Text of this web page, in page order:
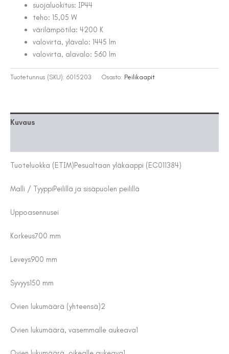
suojaluokitus: IP44
teho: 15,05 W
värilämpötila: 4200 K
valovirta, ylävalo: 1445 lm
valovirta, alavalo: 560 lm
Tuotetunnus (SKU): 6015203 Osasto: Peilikaapit
Kuvaus
Tuoteluokka (ETIM)Pesualtaan yläkaappi (EC011384)
Malli / TyyppiPeilillä ja sisäpuolen peilillä
Uppoasennusei
Korkeus700 mm
Leveys900 mm
Syvyys150 mm
Ovien lukumäärä (yhteensä)2
Ovien lukumäärä, vasemmalle aukeava1